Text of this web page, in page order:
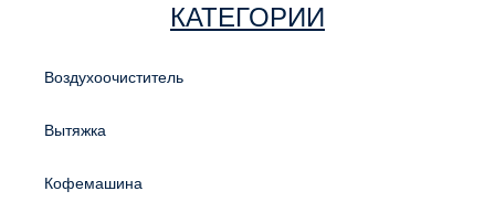
КАТЕГОРИИ
Воздухоочиститель
Вытяжка
Кофемашина